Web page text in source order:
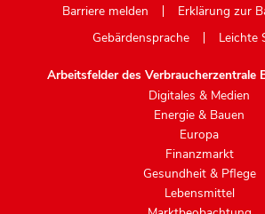
Barriere melden
Erklärung zur
Gebärdensprache
Leichte
Arbeitsfelder des Verbraucherzentrale
Digitales & Medien
Energie & Bauen
Europa
Finanzmarkt
Gesundheit & Pflege
Lebensmittel